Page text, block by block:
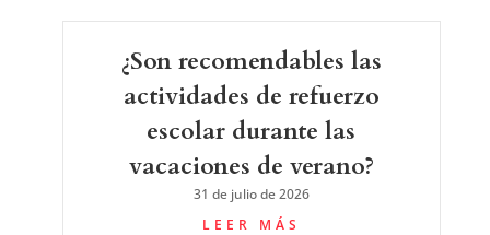
¿Son recomendables las
actividades de refuerzo
escolar durante las
vacaciones de verano?
31 de julio de 2026
LEER MÁS